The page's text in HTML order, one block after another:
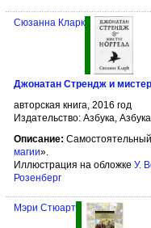
Сюзанна Кларк
Джонатан Стрендж и
авторская книга, 2016 год
Издательство: Азбука,
Описание:
магии».
Иллюстрация на обложке У.
Розенберг
Мэри Стюарт